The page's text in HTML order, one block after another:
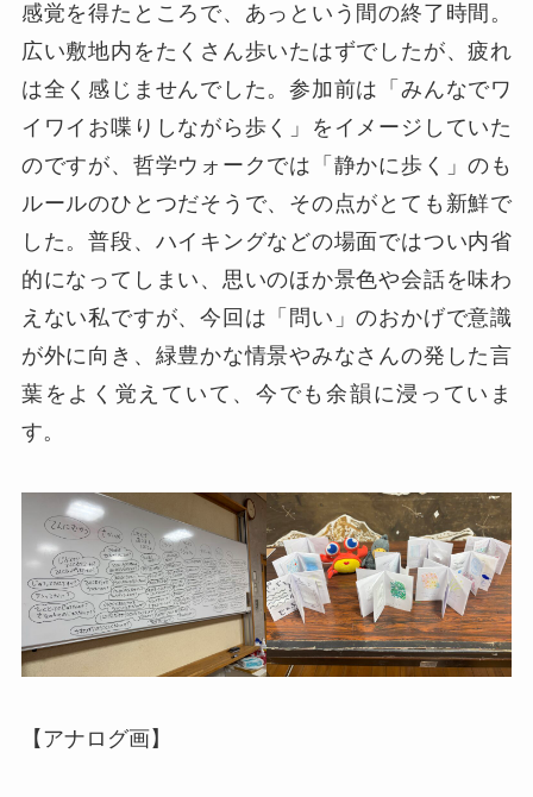
感覚を得たところで、あっという間の終了時間。
広い敷地内をたくさん歩いたはずでしたが、疲れ
は全く感じませんでした。参加前は「みんなでワ
イワイお喋りしながら歩く」をイメージしていた
のですが、哲学ウォークでは「静かに歩く」のも
ルールのひとつだそうで、その点がとても新鮮で
した。普段、ハイキングなどの場面ではつい内省
的になってしまい、思いのほか景色や会話を味わ
えない私ですが、今回は「問い」のおかげで意識
が外に向き、緑豊かな情景やみなさんの発した言
葉をよく覚えていて、今でも余韻に浸っていま
す。
【アナログ画】